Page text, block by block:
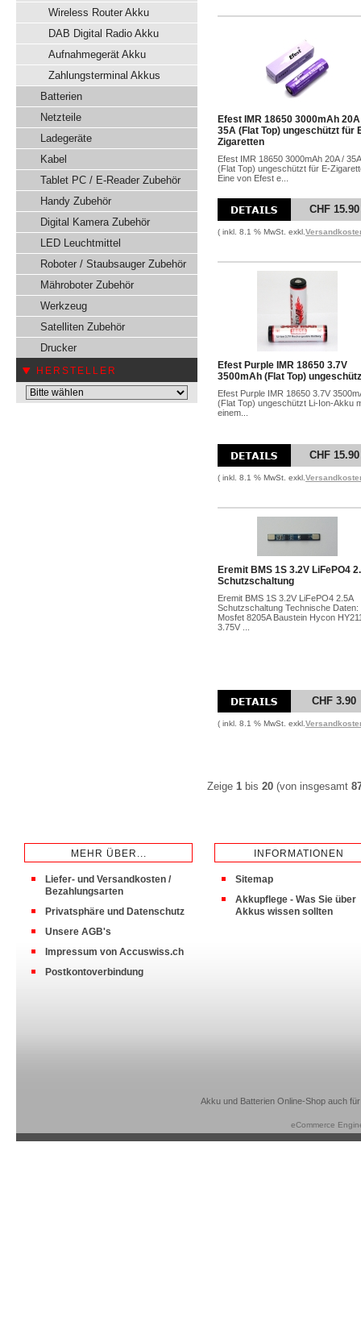
Wireless Router Akku
DAB Digital Radio Akku
Aufnahmegerät Akku
Zahlungsterminal Akkus
Batterien
Netzteile
Ladegeräte
Kabel
Tablet PC / E-Reader Zubehör
Handy Zubehör
Digital Kamera Zubehör
LED Leuchtmittel
Roboter / Staubsauger Zubehör
Mähroboter Zubehör
Werkzeug
Satelliten Zubehör
Drucker
HERSTELLER
Efest IMR 18650 3000mAh
35A (Flat Top) ungeschützt für
Zigaretten
Efest IMR 18650 3000mAh 20A / 35A
(Flat Top) ungeschützt für E-
Eine von Efest e...
CHF 15.90
( inkl. 8.1 % MwSt. exkl.
Efest Purple IMR 18650 3.7V
3500mAh (Flat Top)
Efest Purple IMR 18650 3.7V
(Flat Top) ungeschützt Li-Ion-Akku
einem...
CHF 15.90
( inkl. 8.1 % MwSt. exkl.
Eremit BMS 1S 3.2V LiFePO4
Schutzschaltung
Eremit BMS 1S 3.2V LiFePO4 2.5A
Schutzschaltung Technische Daten:
Mosfet 8205A Baustein Hycon
3.75V ...
CHF 3.90
( inkl. 8.1 % MwSt. exkl.
Zeige 1 bis 20 (von insgesamt
MEHR ÜBER...
Liefer- und Versandkosten /
Bezahlungsarten
Privatsphäre und Datenschutz
Unsere AGB's
Impressum von Accuswiss.ch
Postkontoverbindung
INFORMATIONEN
Sitemap
Akkupflege - Was Sie über
Akkus wissen sollten
Akku und Batterien Online-Shop auch
eCommerce